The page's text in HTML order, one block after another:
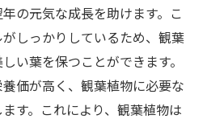
県の風土に根付くプロセス
会う希少な観葉植物
で見つける希少種の観葉植
の元気な成長を助けます。こ
しっかりしているため、観葉
い葉を保つことができます。
価が高く、観葉植物に必要な
す。これにより、観葉植物は